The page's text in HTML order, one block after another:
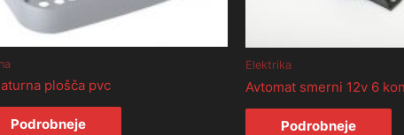
plošča pvc
Podrobneje
Elektrika
Avtomat smerni 12v 6
Podrobneje